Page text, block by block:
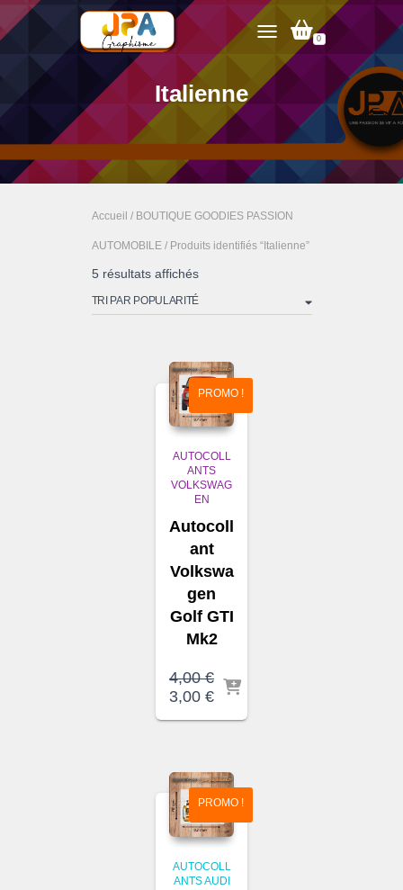
TOGGLE NAVIGATION
0
Italienne
Accueil / BOUTIQUE GOODIES PASSION
AUTOMOBILE/ Produits identifiés “Italienne”
5 résultats affichésTrié
popularité
PROMO !
AUTOCOLL
ANTS
VOLKSWAG
EN
Autocoll
ant
Volkswa
gen
Golf GTI
Mk2
4,00€
Le
4,00 €.
3,00 €Le
3,00 €.
PROMO !
AUTOCOLL
ANTS AUDI